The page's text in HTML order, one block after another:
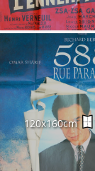
120x160cm